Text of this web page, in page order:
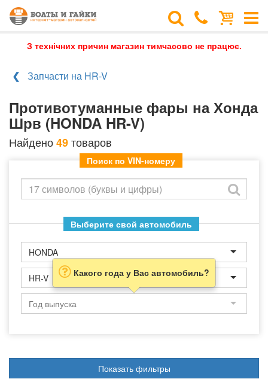
З технічних причин магазин тимчасово не працює.
Запчасти на HR-V
Противотуманные фары на Хонда
Шрв (HONDA HR-V)
Найдено49товаров
Поиск по VIN-номеру
Выберите свой автомобиль
HONDA
HR-V Какого года у Вас автомобиль?
Показать фильтры